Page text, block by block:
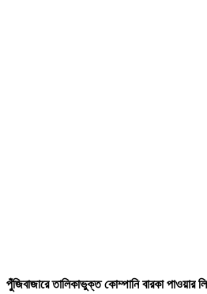
পুঁজিবাজারে তালিকাভুক্ত কোম্পানি বারকা